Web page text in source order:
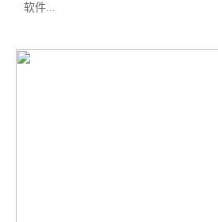
软件...